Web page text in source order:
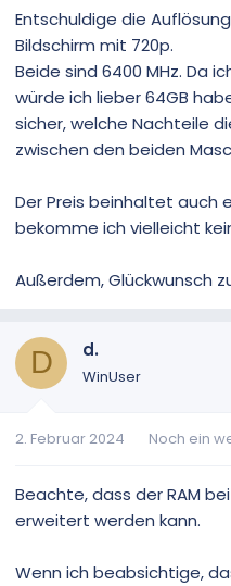
Entschuldige die
Bildschirm mit 720p.
Beide sind 6400 MHz. Da
würde ich lieber 64GB
sicher, welche Nachteile
zwischen den beiden
Der Preis beinhaltet auch
bekomme ich vielleicht
Außerdem, Glückwunsch
D d.
WinUser
2. Februar 2024 Noch ein
Beachte, dass der RAM
erweitert werden kann.
Wenn ich beabsichtige,